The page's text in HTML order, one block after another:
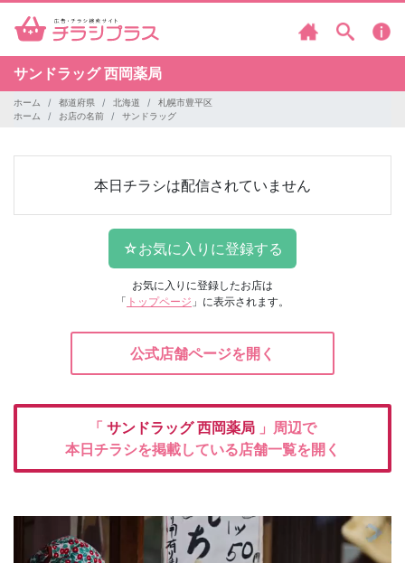
サンドラッグ西岡薬局
ホーム 都道府県 北海道
札幌市豊平区
ホーム
お店の名前 サンドラッグ
本日チラシは配信されていません
お気に入りに登録したお店は
「 トップページ 」に表示されます。
公式店舗ページを開く
「 サンドラッグ西岡薬局 」周辺で
本日チラシを掲載している店舗一覧を開く